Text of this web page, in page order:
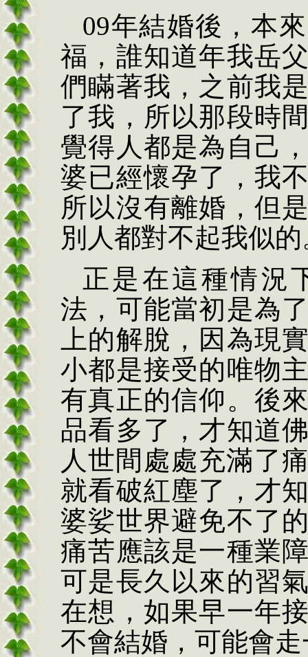
09年結婚後，本
福，誰知道年我岳
們瞞著我，之前我
了我，所以那段時
覺得人都是為自己
婆已經懷孕了，我
所以沒有離婚，但
別人都對不起我似的
正是在這種情況
法，可能當初是為
上的解脫，因為現
小都是接受的唯物
有真正的信仰。後
品看多了，才知道
人世間處處充滿了
就看破紅塵了，才
婆娑世界避免不了
痛苦應該是一種業
可是長久以來的習
在想，如果早一年
不會結婚，可能會